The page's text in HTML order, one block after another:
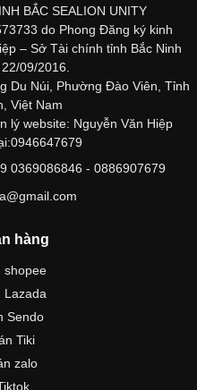
BẮC SEALION UNITY
do Phong Đăng ký kinh
– Sở Tài chính tỉnh Bắc Ninh
09/2016.
Du Núi, Phường Đào Viên, Tỉnh
Việt Nam
lý website: Nguyễn Văn Hiệp
0369086846 - 0886907679
hàng
shopee
Lazada
Sendo
Tiki
zalo